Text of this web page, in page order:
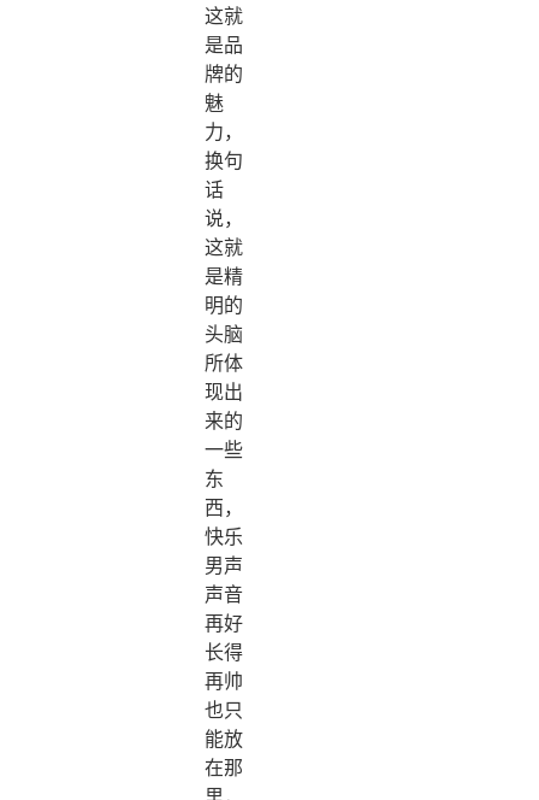
这就
是品
牌的
魅
力，
换句
话
说，
这就
是精
明的
头脑
所体
现出
来的
一些
东
西，
快乐
男声
声音
再好
长得
再帅
也只
能放
在那